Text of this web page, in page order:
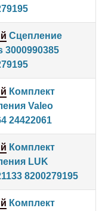
Сцепление
3000990385
Комплект
Valeo
24422061
Комплект
LUK
8200279195
Комплект